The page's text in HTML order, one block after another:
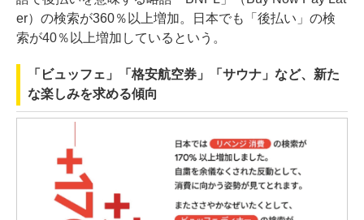
er）の検索が360％以上増加。日本でも「後払い」の検
索が40％以上増加しているという。
「ビュッフェ」「格安航空券」「サウナ」など、新た
な楽しみを求める傾向